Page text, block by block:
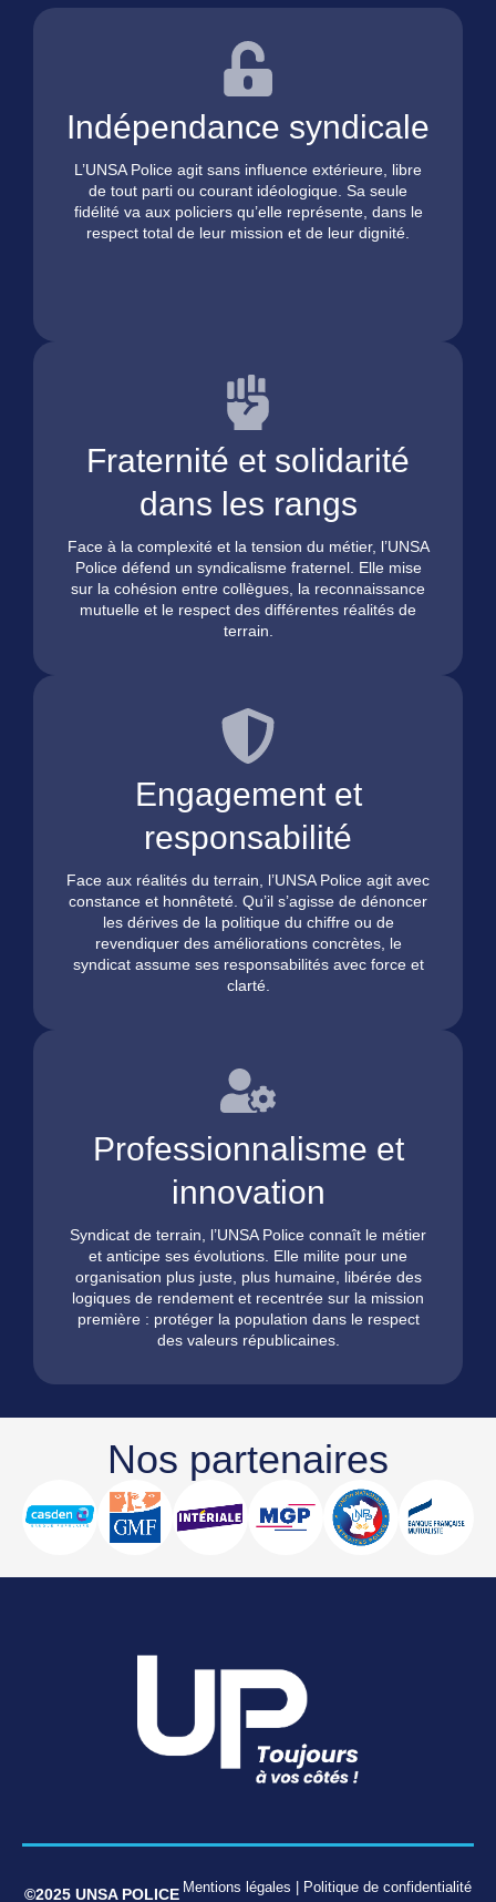
Indépendance syndicale
L’UNSA Police agit sans influence extérieure, libre
de tout parti ou courant idéologique. Sa seule
fidélité va aux policiers qu’elle représente, dans le
respect total de leur mission et de leur dignité.
Fraternité et solidarité
dans les rangs
Face à la complexité et la tension du métier, l’UNSA
Police défend un syndicalisme fraternel. Elle mise
sur la cohésion entre collègues, la reconnaissance
mutuelle et le respect des différentes réalités de
terrain.
Engagement et
responsabilité
Face aux réalités du terrain, l’UNSA Police agit avec
constance et honnêteté. Qu’il s’agisse de dénoncer
les dérives de la politique du chiffre ou de
revendiquer des améliorations concrètes, le
syndicat assume ses responsabilités avec force et
clarté.
Professionnalisme et
innovation
Syndicat de terrain, l’UNSA Police connaît le métier
et anticipe ses évolutions. Elle milite pour une
organisation plus juste, plus humaine, libérée des
logiques de rendement et recentrée sur la mission
première : protéger la population dans le respect
des valeurs républicaines.
Nos partenaires
©2025 UNSA POLICE Mentions légales Politique de confidentialité